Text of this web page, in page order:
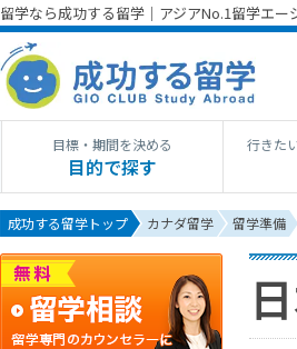
留学なら成功する留学｜アジアNo.1留学エー
目標・期間を決める
目的で探す
行きた
成功する留学トップ カナダ留学 留学準備